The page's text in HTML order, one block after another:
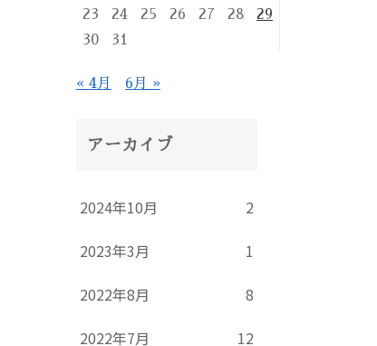
23
24 25 26 27 28
29
30
31
« 4月 6月 »
アーカイブ
2024年10月
2
2023年3月
1
2022年8月
8
2022年7月
12